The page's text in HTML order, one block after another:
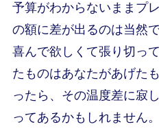
予算がわからないままプ
の額に差が出るのは当然
喜んで欲しくて張り切っ
たものはあなたがあげた
ったら、その温度差に寂
ってあるかもしれません。